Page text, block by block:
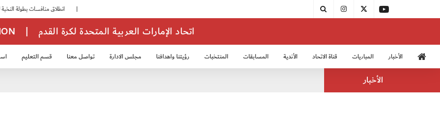
انطلاق منافسات بطولة النخبة لحرس الرئاسة
| اتحاد الإمارات العربية المتحدة لكرة القدم
الأخبار المباريات قناة الاتحاد الأندية المسابقات المنتخبات رؤيتنا واهدافنا مجلس الادارة تواصل معنا قسم التعليم
الأخبار